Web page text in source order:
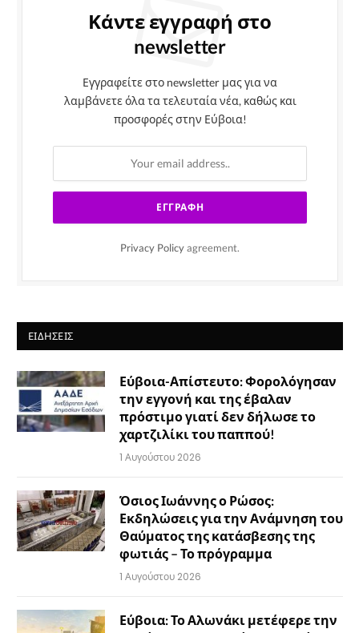
Κάντε εγγραφή στο
newsletter
Εγγραφείτε στο newsletter μας για να
λαμβάνετε όλα τα τελευταία νέα, καθώς και
προσφορές στην Εύβοια!
Privacy Policy agreement.
ΕΙΔΉΣΕΙΣ
Εύβοια-Απίστευτο: Φορολόγησαν
την εγγονή και της έβαλαν
πρόστιμο γιατί δεν δήλωσε το
χαρτζιλίκι του παππού!
1 Αυγούστου 2026
Όσιος Ιωάννης ο Ρώσος:
Εκδηλώσεις για την Ανάμνηση του
Θαύματος της κατάσβεσης της
φωτιάς – Το πρόγραμμα
1 Αυγούστου 2026
Εύβοια: Το Αλωνάκι μετέφερε την